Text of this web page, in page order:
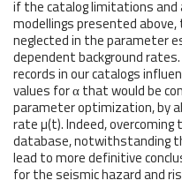
if the catalog limitations and
modellings presented
neglected in the parameter
dependent background
records in our catalogs
values for α that would be
parameter optimization, by
rate µ(t). Indeed,
database, notwithstanding
lead to more definitive
for the seismic hazard and